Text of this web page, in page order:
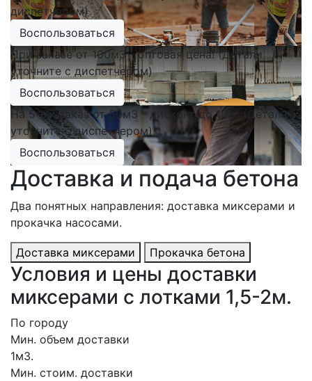
диспетчером)
Воспользоваться
При заказе от 100м3 - оптовая цена! (Детали
уточните с диспетчером)
Воспользоваться
На 5-ый заказ от 50м3 - дисконт до 10%! (Детали
уточните с диспетчером)
Воспользоваться
Доставка и подача бетона
Два понятных направления: доставка миксерами и
прокачка насосами.
Доставка миксерами Прокачка бетона
Условия и цены доставки
миксерами с лотками 1,5-2м.
По городу
Мин. объем доставки
1м3.
Мин. стоим. доставки